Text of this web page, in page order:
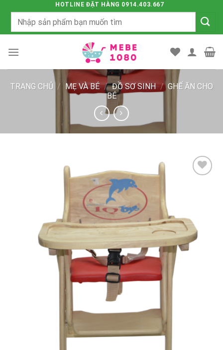
HOTLINE ĐẶT HÀNG 0914.403.667
Tìm
TRANG CHỦ / MẸ VÀ BÉ / ĐỒ SƠ SINH / GHẾ ĂN CHO
BÉ